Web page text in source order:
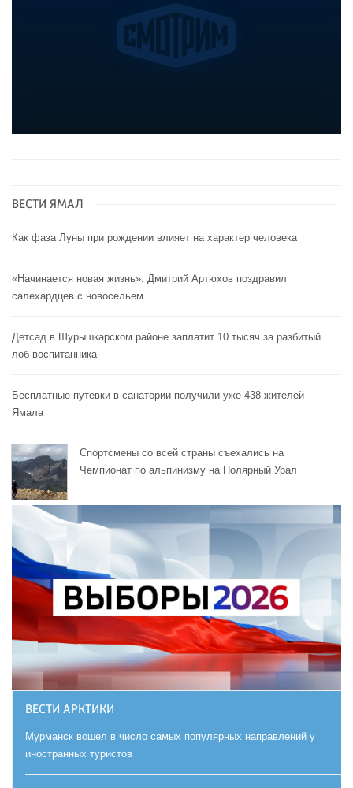
ВЕСТИ ЯМАЛ
Как фаза Луны при рождении влияет на характер человека
«Начинается новая жизнь»: Дмитрий Артюхов поздравил
салехардцев с новосельем
Детсад в Шурышкарском районе заплатит 10 тысяч за разбитый
лоб воспитанника
Бесплатные путевки в санатории получили уже 438 жителей
Ямала
Спортсмены со всей страны съехались на
Чемпионат по альпинизму на Полярный Урал
ВЕСТИ АРКТИКИ
Мурманск вошел в число самых популярных направлений у
иностранных туристов